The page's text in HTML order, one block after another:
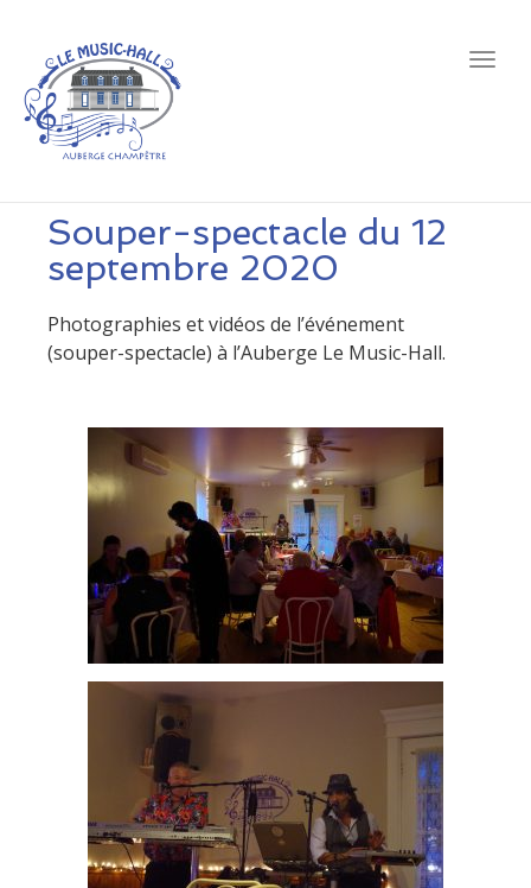
Souper-spectacle du 12
septembre 2020
Photographies et vidéos de l’événement
(souper-spectacle) à l’Auberge Le Music-Hall.